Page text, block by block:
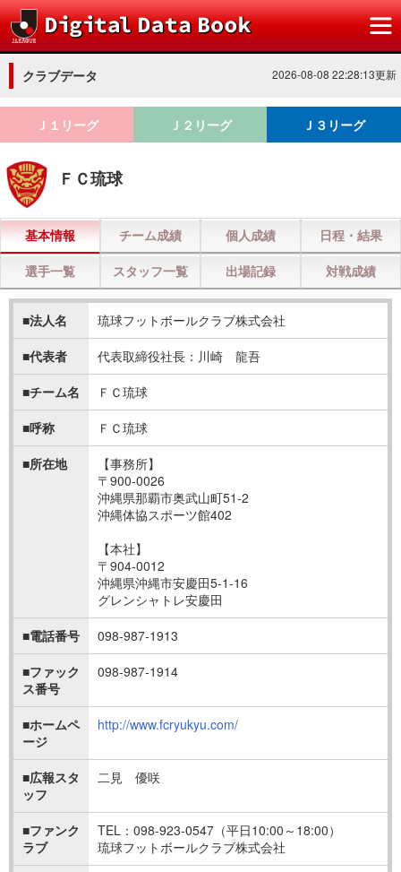
クラブデータ 2026-08-08 22:28:13更新
Ｊ１リーグ Ｊ２リーグ Ｊ３リーグ
ＦＣ琉球
基本情報 チーム成績 個人成績
日程・結果
選手一覧
スタッフ一覧 出場記録 対戦成績
■法人名
琉球フットボールクラブ株式会社
■代表者
代表取締役社長：川崎 龍吾
■チーム名
ＦＣ琉球
■呼称
ＦＣ琉球
■所在地
【事務所】
〒900-0026
沖縄県那覇市奥武山町51-2
沖縄体協スポーツ館402
【本社】
〒904-0012
沖縄県沖縄市安慶田5-1-16
グレンシャトレ安慶田
■電話番号
098-987-1913
■ファック
ス番号
098-987-1914
■ホームペ
ージ
http://www.fcryukyu.com/
■広報スタ
ッフ
二見 優咲
■ファンク
ラブ
TEL：098-923-0547（平日10:00～18:00）
琉球フットボールクラブ株式会社